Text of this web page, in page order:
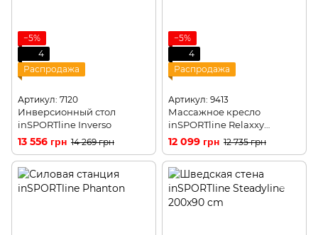
−5%
4
Распродажа
Артикул: 7120
Инверсионный стол
inSPORTline Inverso
13 556 грн 14 269 грн
−5%
4
Распродажа
Артикул: 9413
Массажное кресло
inSPORTline Relaxxy
Aluminium
12 099 грн 12 735 грн